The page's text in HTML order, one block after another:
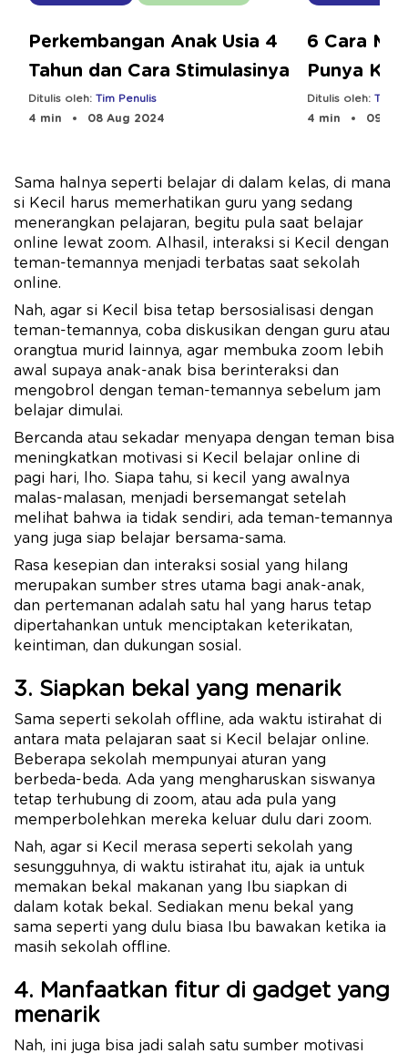
Perkembangan Anak Usia 4
Tahun dan Cara Stimulasinya
Ditulis oleh: Tim Penulis
4 min
08 Aug 2024
6 Cara
Punya
Ditulis oleh: Tim
4 min
09
Sama halnya seperti belajar di dalam kelas, di mana
si Kecil harus memerhatikan guru yang sedang
menerangkan pelajaran, begitu pula saat belajar
online lewat zoom. Alhasil, interaksi si Kecil dengan
teman-temannya menjadi terbatas saat sekolah
online.
Nah, agar si Kecil bisa tetap bersosialisasi dengan
teman-temannya, coba diskusikan dengan guru atau
orangtua murid lainnya, agar membuka zoom lebih
awal supaya anak-anak bisa berinteraksi dan
mengobrol dengan teman-temannya sebelum jam
belajar dimulai.
Bercanda atau sekadar menyapa dengan teman bisa
meningkatkan motivasi si Kecil belajar online di
pagi hari, lho. Siapa tahu, si kecil yang awalnya
malas-malasan, menjadi bersemangat setelah
melihat bahwa ia tidak sendiri, ada teman-temannya
yang juga siap belajar bersama-sama.
Rasa kesepian dan interaksi sosial yang hilang
merupakan sumber stres utama bagi anak-anak,
dan pertemanan adalah satu hal yang harus tetap
dipertahankan untuk menciptakan keterikatan,
keintiman, dan dukungan sosial.
3. Siapkan bekal yang menarik
Sama seperti sekolah offline, ada waktu istirahat di
antara mata pelajaran saat si Kecil belajar online.
Beberapa sekolah mempunyai aturan yang
berbeda-beda. Ada yang mengharuskan siswanya
tetap terhubung di zoom, atau ada pula yang
memperbolehkan mereka keluar dulu dari zoom.
Nah, agar si Kecil merasa seperti sekolah yang
sesungguhnya, di waktu istirahat itu, ajak ia untuk
memakan bekal makanan yang Ibu siapkan di
dalam kotak bekal. Sediakan menu bekal yang
sama seperti yang dulu biasa Ibu bawakan ketika ia
masih sekolah offline.
4. Manfaatkan fitur di gadget yang
menarik
Nah, ini juga bisa jadi salah satu sumber motivasi